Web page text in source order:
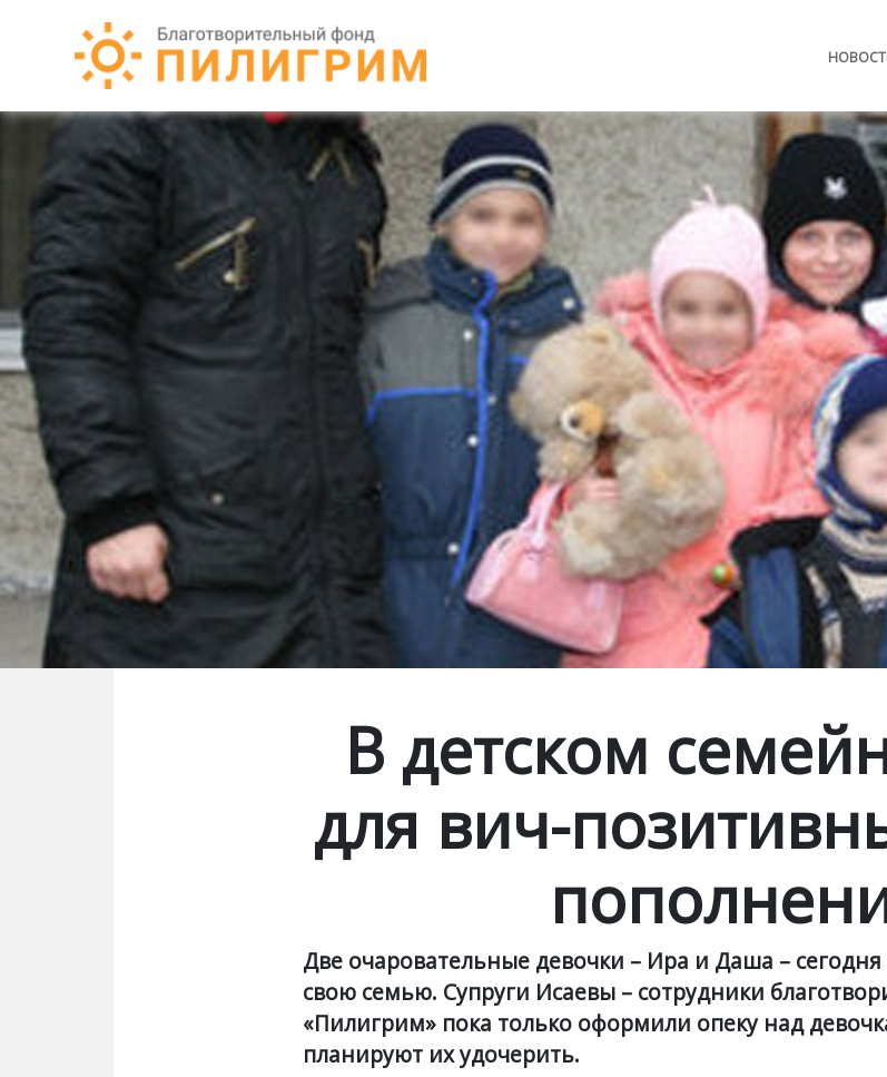
В детском
для вич-
Две очаровательные девочки – Ира и Даша –
свою семью. Супруги Исаевы – сотрудники
«Пилигрим» пока только оформили опеку над
планируют их удочерить.